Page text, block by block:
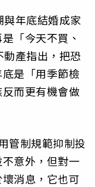
年底結婚成家
「今天不買、
產指出，把恐
是「用季節檢
而更有機會做
管制規範抑制投
意外，但對一
消息，它也可